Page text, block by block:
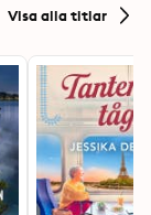
Visa alla titlar